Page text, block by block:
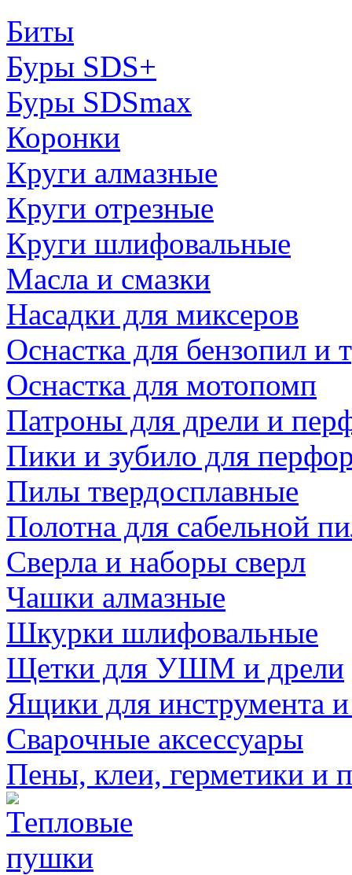
Биты
Буры SDS+
Буры SDSmax
Коронки
Круги алмазные
Круги отрезные
Круги шлифовальные
Масла и смазки
Насадки для миксеров
Оснастка для бензопил и
Оснастка для мотопомп
Патроны для дрели и
Пики и зубило для
Пилы твердосплавные
Полотна для сабельной
Сверла и наборы сверл
Чашки алмазные
Шкурки шлифовальные
Щетки для УШМ и дрели
Ящики для инструмента
Сварочные аксессуары
Пены, клеи, герметики и